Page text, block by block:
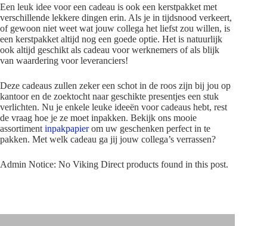
Een leuk idee voor een cadeau is ook een kerstpakket met
verschillende lekkere dingen erin. Als je in tijdsnood verkeert,
of gewoon niet weet wat jouw collega het liefst zou willen, is
een kerstpakket altijd nog een goede optie. Het is natuurlijk
ook altijd geschikt als cadeau voor werknemers of als blijk
van waardering voor leveranciers!
Deze cadeaus zullen zeker een schot in de roos zijn bij jou op
kantoor en de zoektocht naar geschikte presentjes een stuk
verlichten. Nu je enkele leuke ideeën voor cadeaus hebt, rest
de vraag hoe je ze moet inpakken. Bekijk ons mooie
assortiment inpakpapierom uw geschenken perfect in te
pakken. Met welk cadeau ga jij jouw collega’s verrassen?
Admin Notice: No Viking Direct products found in this post.